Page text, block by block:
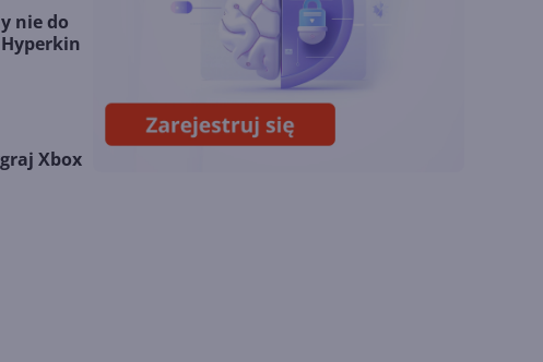
nie do
Xbox
wyniki i
superaplikację
Sztuczna inteligencja
wspiera odkrycia
naukowe. OpenAI
startuje z nowym